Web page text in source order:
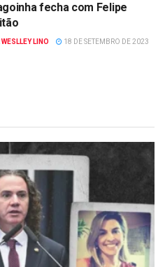
fecha com Felipe
WESLLEY LINO 18 DE SETEMBRO DE 2023